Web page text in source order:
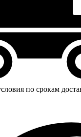
по срокам